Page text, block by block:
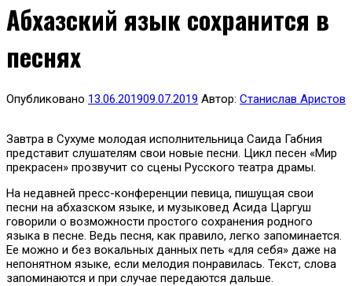
Абхазский язык сохранится в
песнях
Опубликовано 13.06.201909.07.2019 Автор: Станислав Аристов
Завтра в Сухуме молодая исполнительница Саида Габния
представит слушателям свои новые песни. Цикл песен «Мир
прекрасен» прозвучит со сцены Русского театра драмы.
На недавней пресс-конференции певица, пишущая свои
песни на абхазском языке, и музыковед Асида Царгуш
говорили о возможности простого сохранения родного
языка в песне. Ведь песня, как правило, легко запоминается.
Ее можно и без вокальных данных петь «для себя» даже на
непонятном языке, если мелодия понравилась. Текст, слова
запоминаются и при случае передаются дальше.